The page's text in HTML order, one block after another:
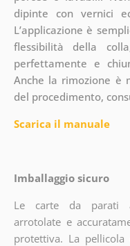
dipinte con vernici
L’applicazione è
flessibilità della
perfettamente e
Anche la rimozione è
del procedimento,
Scarica il manuale
Imballaggio sicuro
Le carte da parati
arrotolate e
protettiva. La